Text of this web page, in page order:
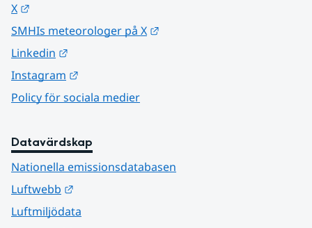
X
SMHIs meteorologer på X
Linkedin
Instagram
Policy för sociala medier
Datavärdskap
Nationella emissionsdatabasen
Luftwebb
Luftmiljödata